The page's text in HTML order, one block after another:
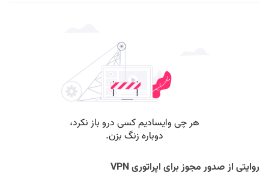
روایتی از صدور مجوز برای اپراتوری VPN